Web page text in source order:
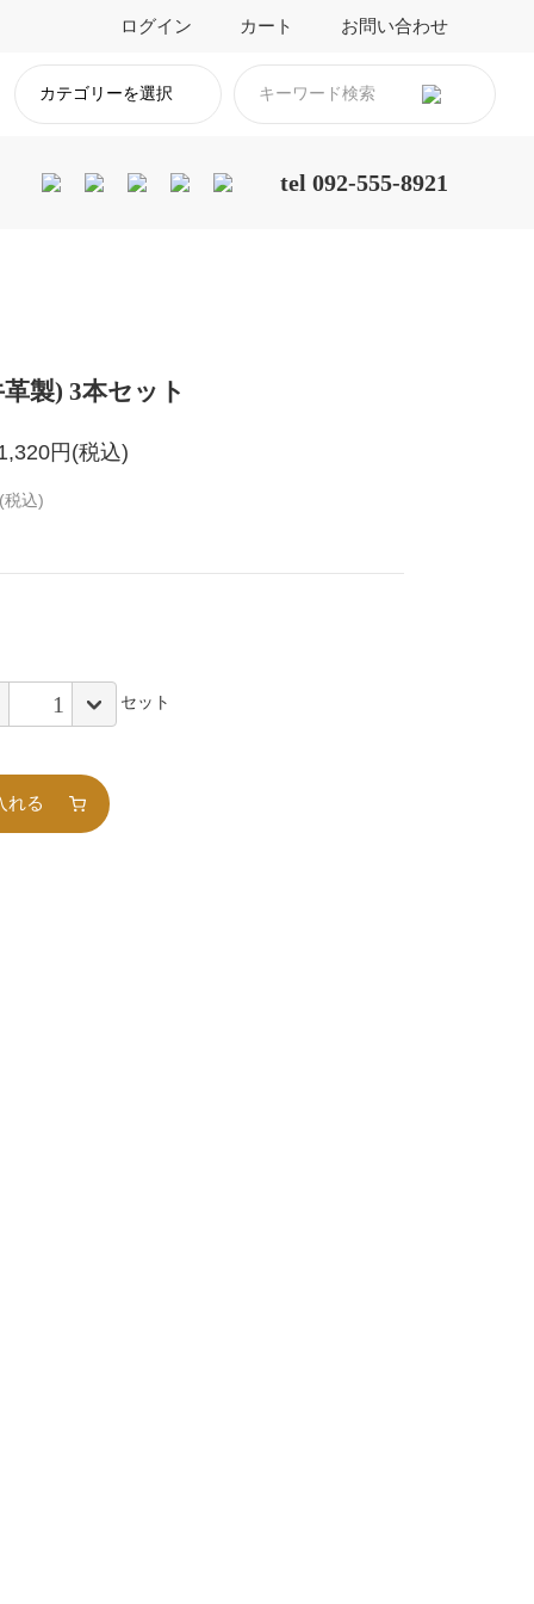
ログイン カート お問い合わせ
カテゴリーを選択
tel 092-555-8921
製) 3本セット
円(税込)
税込)
セット
れる